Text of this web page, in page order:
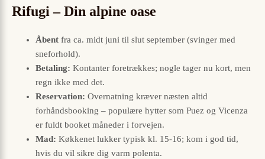
Rifugi – Din alpine oase
Åbent fra ca. midt juni til slut september (svinger med
sneforhold).
Betaling: Kontanter foretrækkes; nogle tager nu kort, men
regn ikke med det.
Reservation: Overnatning kræver næsten altid
forhåndsbooking – populære hytter som Puez og Vicenza
er fuldt booket måneder i forvejen.
Mad: Køkkenet lukker typisk kl. 15-16; kom i god tid,
hvis du vil sikre dig varm polenta.